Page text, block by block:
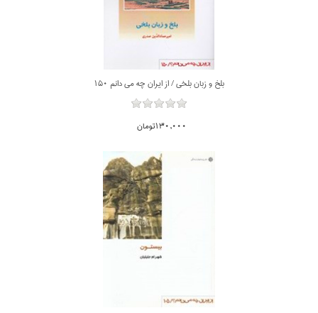
بلخ و زبان بلخي / از ايران چه مي دانم 150
130,000تومان